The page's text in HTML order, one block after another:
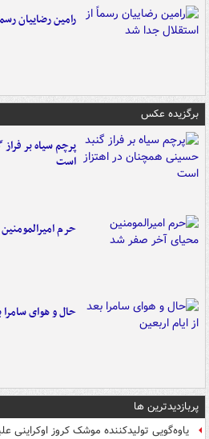
رامین رضاییان
برگزیده عکس
پرچم سیاه بر
است
حرم
حال و هوای سامرا
پربازدیدترین ها
یاوه‌گویی تولیدکننده موشک کروز اوکراینی